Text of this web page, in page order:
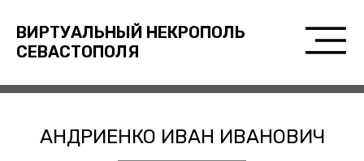
ВИРТУАЛЬНЫЙ НЕКРОПОЛЬ
СЕВАСТОПОЛЯ
АНДРИЕНКО ИВАН ИВАНОВИЧ